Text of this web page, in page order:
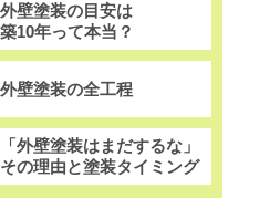
外壁塗装の目安は
築10年って本当？
外壁塗装の全工程
「外壁塗装はまだするな」
その理由と塗装タイミング